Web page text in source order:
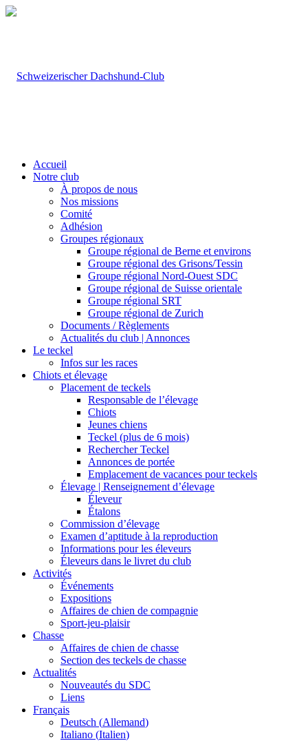
Accueil
Notre club
À propos de nous
Nos missions
Comité
Adhésion
Groupes régionaux
Groupe régional de Berne et environs
Groupe régional des Grisons/Tessin
Groupe régional Nord-Ouest SDC
Groupe régional de Suisse orientale
Groupe régional SRT
Groupe régional de Zurich
Documents / Règlements
Actualités du club | Annonces
Le teckel
Infos sur les races
Chiots et élevage
Placement de teckels
Responsable de l’élevage
Chiots
Jeunes chiens
Teckel (plus de 6 mois)
Rechercher Teckel
Annonces de portée
Emplacement de vacances pour teckels
Élevage | Renseignement d’élevage
Éleveur
Étalons
Commission d’élevage
Examen d’aptitude à la reproduction
Informations pour les éleveurs
Éleveurs dans le livret du club
Activités
Événements
Expositions
Affaires de chien de compagnie
Sport-jeu-plaisir
Chasse
Affaires de chien de chasse
Section des teckels de chasse
Actualités
Nouveautés du SDC
Liens
Français
Deutsch (Allemand)
Italiano (Italien)